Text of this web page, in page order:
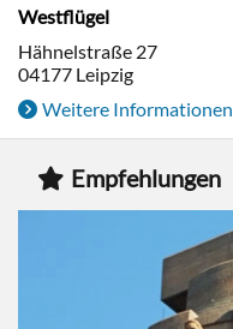
Westflügel
Hähnelstraße 27
04177 Leipzig
Weitere Informationen
Empfehlungen